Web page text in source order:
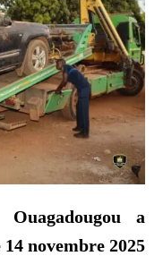
a
novembre 2025